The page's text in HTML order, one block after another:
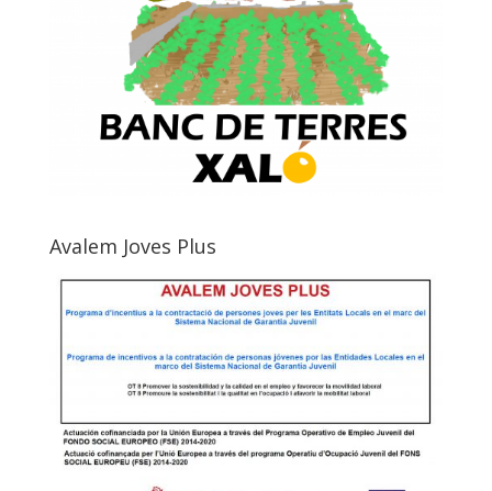
Avalem Joves Plus